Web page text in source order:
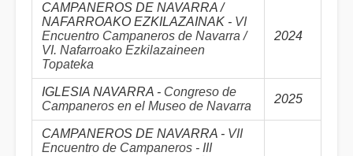
CAMPANEROS DE NAVARRA /
NAFARROAKO EZKILAZAINAK - VI
Encuentro Campaneros de Navarra /
VI. Nafarroako Ezkilazaineen
Topateka
2024
IGLESIA NAVARRA - Congreso de
Campaneros en el Museo de Navarra
2025
CAMPANEROS DE NAVARRA - VII
Encuentro de Campaneros - III